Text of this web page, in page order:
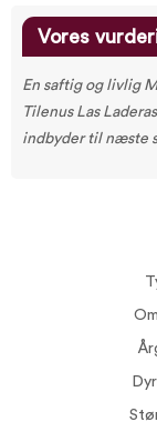
Vores
En saftig og livlig
Tilenus Las
indbyder til næste